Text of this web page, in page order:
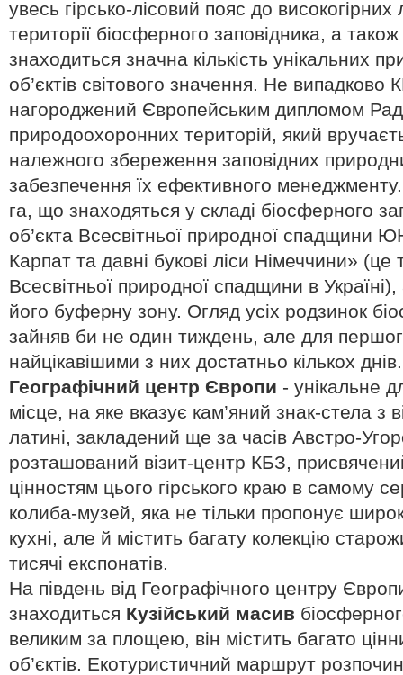
увесь гірсько-лісовий пояс до високогірних
території біосферного заповідника, а також
знаходиться значна кількість унікальних
об’єктів світового значення. Не випадково
нагороджений Європейським дипломом
природоохоронних територій, який
належного збереження заповідних
забезпечення їх ефективного
га, що знаходяться у складі біосферного
об’єкта Всесвітньої природної спадщини
Карпат та давні букові ліси Німеччини» (це
Всесвітньої природної спадщини в
його буферну зону. Огляд усіх родзинок
зайняв би не один тиждень, але для
найцікавішими з них достатньо кількох днів.
Географічний центр Європи - унікальне
місце, на яке вказує кам’яний знак-стела з
латині, закладений ще за часів Австро-
розташований візит-центр КБЗ,
цінностям цього гірського краю в самому
колиба-музей, яка не тільки пропонує
кухні, але й містить багату колекцію
тисячі експонатів.
На південь від Географічного центру
знаходиться Кузійський масив
великим за площею, він містить багато
об’єктів. Екотуристичний маршрут